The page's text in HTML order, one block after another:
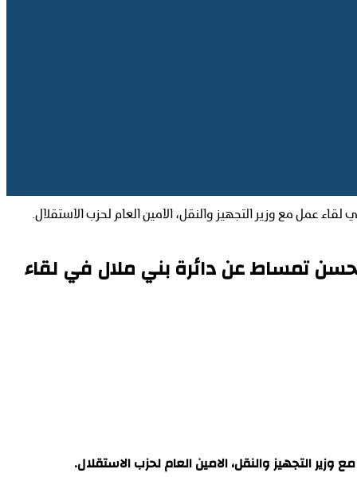
عمل مع وزير التجهيز والنقل، الامين العام لحزب الاستقلال.
تمساط عن دائرة بني ملال في لقاء
التجهيز والنقل، الامين العام لحزب الاستقلال.